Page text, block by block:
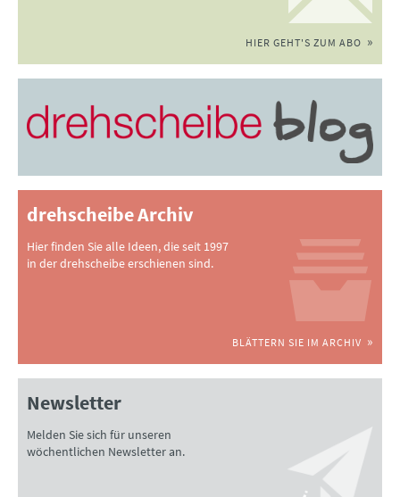
HIER GEHT'S ZUM ABO
drehscheibe Archiv
Hier finden Sie alle Ideen, die seit 1997
in der drehscheibe erschienen sind.
BLÄTTERN SIE IM ARCHIV
Newsletter
Melden Sie sich für unseren
wöchentlichen Newsletter an.